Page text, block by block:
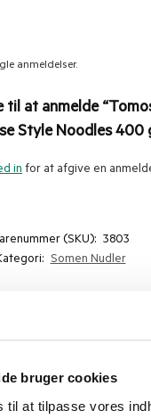
bruger cookies
til at tilpasse vores
anmeldelser.
at anmelde
Style Noodles 400
in for at afgive en
(SKU): 3803
Somen Nudler
til dette